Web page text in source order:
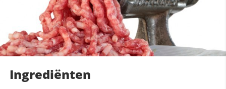
Ingrediënten